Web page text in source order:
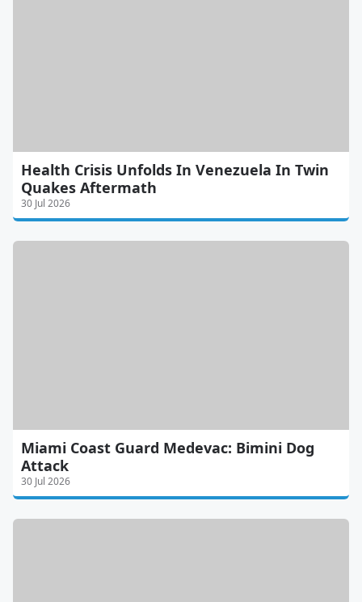
Health Crisis Unfolds In Venezuela In Twin
Quakes Aftermath
30 Jul 2026
Miami Coast Guard Medevac: Bimini Dog
Attack
30 Jul 2026